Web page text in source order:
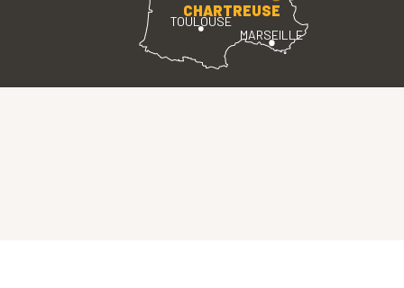
TOULOUSE
MARSEILLE
CHARTREUSE